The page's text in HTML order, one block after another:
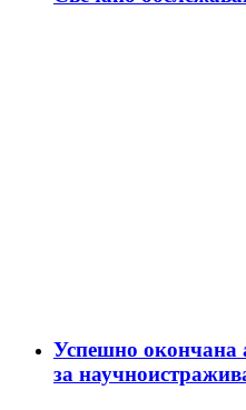
Успешно окончана
за